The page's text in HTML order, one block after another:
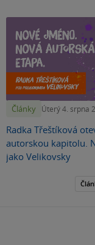
Články Úterý 4. srpna
Radka Třeštíková
autorskou kapitolu.
jako Velikovsky